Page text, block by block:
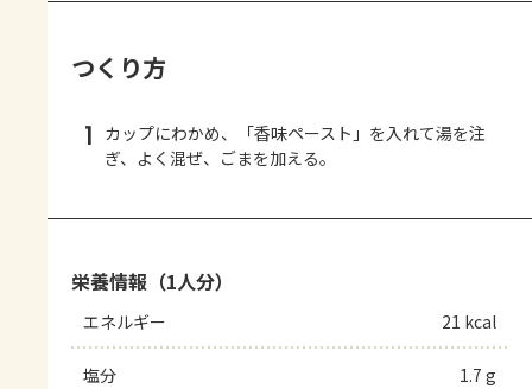
つくり方
1 カップにわかめ、「香味ペースト」を入れて湯を注
ぎ、よく混ぜ、ごまを加える。
栄養情報（1人分）
エネルギー 21 kcal
塩分 1.7 g